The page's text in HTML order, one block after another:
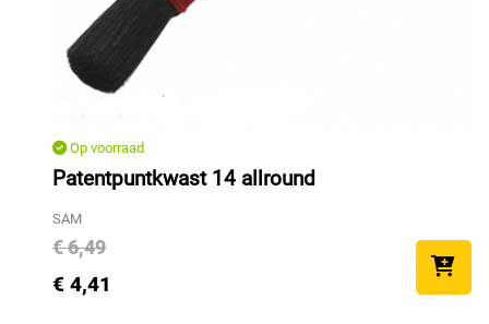
Op voorraad
Patentpuntkwast 14 allround
SAM
€ 6,49
€ 4,41